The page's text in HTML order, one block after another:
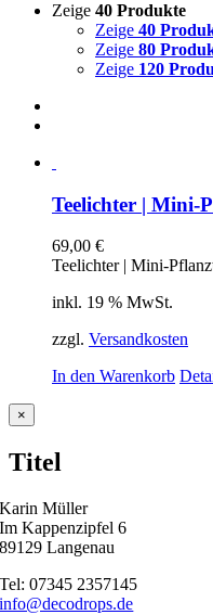
Zeige 40 Produkte
Zeige 40
Zeige 80
Zeige 120
Teelichter | Mini-
69,00 €
Teelichter | Mini-
inkl. 19 % MwSt.
zzgl. Versandkosten
In den Warenkorb
Close
product
view
×
Titel
Karin Müller
Im Kappenzipfel 6
89129 Langenau
Tel: 07345 2357145
info@decodrops.de